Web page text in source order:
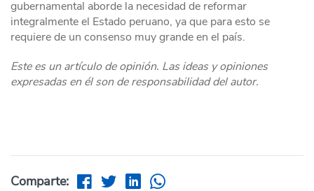
gubernamental aborde la necesidad de reformar
integralmente el Estado peruano, ya que para esto se
requiere de un consenso muy grande en el país.
Este es un artículo de opinión. Las ideas y opiniones
expresadas en él son de responsabilidad del autor.
Comparte: